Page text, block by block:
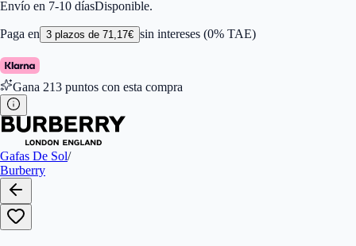
Color de Lentes:Gris
Forma:Ojo De Gato
Género:Mujer
Largo de la Varilla (mm)
Marca
Tipo de Cristales: Normales
Envío en 7-10 díasDisponible.
Paga en 3 plazos de 71,17€ sin intereses (0% TAE)
Gana 213 puntos con esta compra
Gafas De Sol/
Burberry